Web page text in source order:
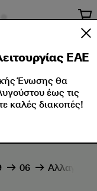
Ξένης Γλώσσας
06 Αλλαγές
ΕΑΕ
Ένωσης θα
έως τις
καλές διακοπές!